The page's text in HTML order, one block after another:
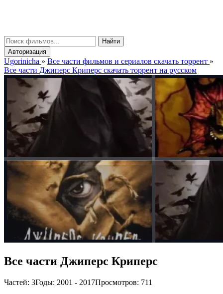
Найти
Авторизация
Ugorinicha » Все части фильмов и сериалов скачать торрент »
Все части Джиперс Криперс скачать торрент на русском
Все части Джиперс Криперс
Частей: 3Годы: 2001 - 2017Просмотров: 711